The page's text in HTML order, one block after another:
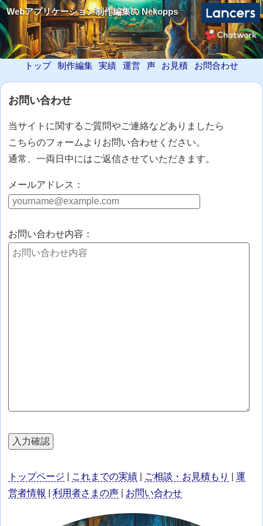
Webアプリケーション制作編集の Nekopps
トップ 制作編集 実績 運営 声 お見積 お問合わせ
お問い合わせ
当サイトに関するご質問やご連絡などありましたら
こちらのフォームよりお問い合わせください。
通常、一両日中にはご返信させていただきます。
メールアドレス：
お問い合わせ内容：
トップページ これまでの実績 ご相談・お見積もり |運
営者情報
|利用者さまの声 お問い合わせ